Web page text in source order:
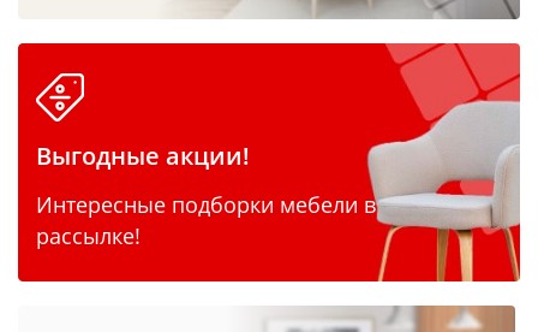
Выгодные акции!
Интересные подборки мебели в
рассылке!